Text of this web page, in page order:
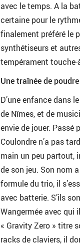
avec le temps. A la
certaine pour le
finalement préféré le
synthétiseurs et
tempérament
Une traînée de poudre
D’une enfance dans
de Nîmes, et de
envie de jouer. Passé
Coulondre n’a pas
main un peu partout,
de son jeu. Son nom
formule du trio, il
avec batterie. S’ils
Wangermée avec qui
« Gravity Zero » titre
racks de claviers, il